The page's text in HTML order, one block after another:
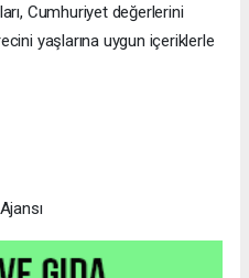
Cumhuriyet değerlerini
yaşlarına uygun içeriklerle